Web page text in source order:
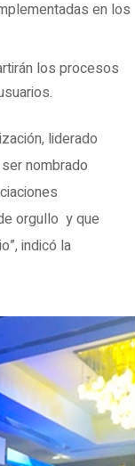
en los
los procesos
liderado
nombrado
orgullo y que
indicó la